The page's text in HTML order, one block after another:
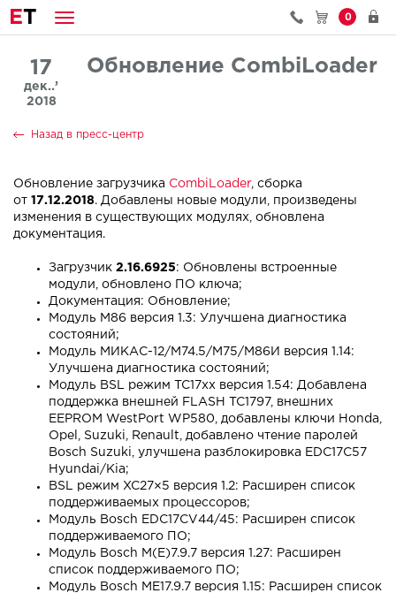
ET 0
17
дек..’
2018
Обновление CombiLoader
Назад в пресс-центр
Обновление загрузчика CombiLoader, сборка
от 17.12.2018. Добавлены новые модули, произведены
изменения в существующих модулях, обновлена
документация.
Загрузчик 2.16.6925: Обновлены встроенные
модули, обновлено ПО ключа;
Документация: Обновление;
Модуль M86 версия 1.3: Улучшена диагностика
состояний;
Модуль МИКАС-12/M74.5/M75/М86И версия 1.14:
Улучшена диагностика состояний;
Модуль BSL режим TC17xx версия 1.54: Добавлена
поддержка внешней FLASH TC1797, внешних
EEPROM WestPort WP580, добавлены ключи Honda,
Opel, Suzuki, Renault, добавлено чтение паролей
Bosch Suzuki, улучшена разблокировка EDC17C57
Hyundai/Kia;
BSL режим XC27×5 версия 1.2: Расширен список
поддерживаемых процессоров;
Модуль Bosch EDC17CV44/45: Расширен список
поддерживаемого ПО;
Модуль Bosch M(E)7.9.7 версия 1.27: Расширен
список поддерживаемого ПО;
Модуль Bosch ME17.9.7 версия 1.15: Расширен список